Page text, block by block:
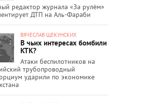
редактор журнала «За рулём»
ДТП на Аль-Фараби
ВЯЧЕСЛАВ ЩЕКУНСКИХ
В чьих интересах бомбили
КТК?
Атаки беспилотников на
трубопроводный
ударили по экономике